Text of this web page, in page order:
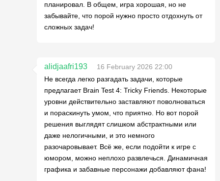
планировал. В общем, игра хорошая, но не
забывайте, что порой нужно просто отдохнуть от
сложных задач!
alidjaafri193
16 February 2026 22:00
Не всегда легко разгадать задачи, которые
предлагает Brain Test 4: Tricky Friends. Некоторые
уровни действительно заставляют поволноваться
и пораскинуть умом, что приятно. Но вот порой
решения выглядят слишком абстрактными или
даже нелогичными, и это немного
разочаровывает. Всё же, если подойти к игре с
юмором, можно неплохо развлечься. Динамичная
графика и забавные персонажи добавляют фана!